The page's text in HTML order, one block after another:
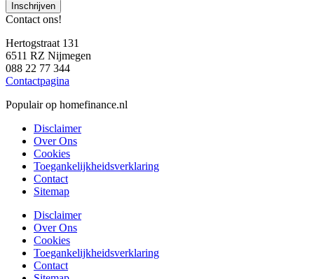
Inschrijven
Contact ons!
Hertogstraat 131
6511 RZ Nijmegen
088 22 77 344
Contactpagina
Populair op homefinance.nl
Disclaimer
Over Ons
Cookies
Toegankelijkheidsverklaring
Contact
Sitemap
Disclaimer
Over Ons
Cookies
Toegankelijkheidsverklaring
Contact